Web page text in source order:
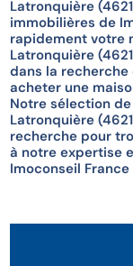
Latronquière
immobilières de
rapidement votre
Latronquière
dans la recherche
acheter une
Notre sélection
Latronquière
recherche pour
à notre expertise
Imoconseil